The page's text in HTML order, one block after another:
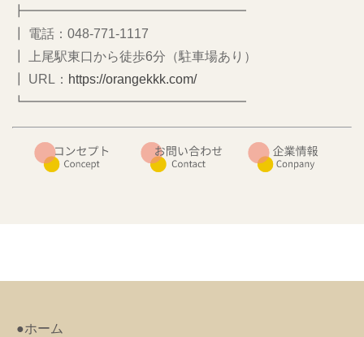
┣━━━━━━━━━━━━━━━━━
┃ 電話：048-771-1117
┃ 上尾駅東口から徒歩6分（駐車場あり）
┃ URL： https://orangekkk.com/
┗━━━━━━━━━━━━━━━━━
●ホーム